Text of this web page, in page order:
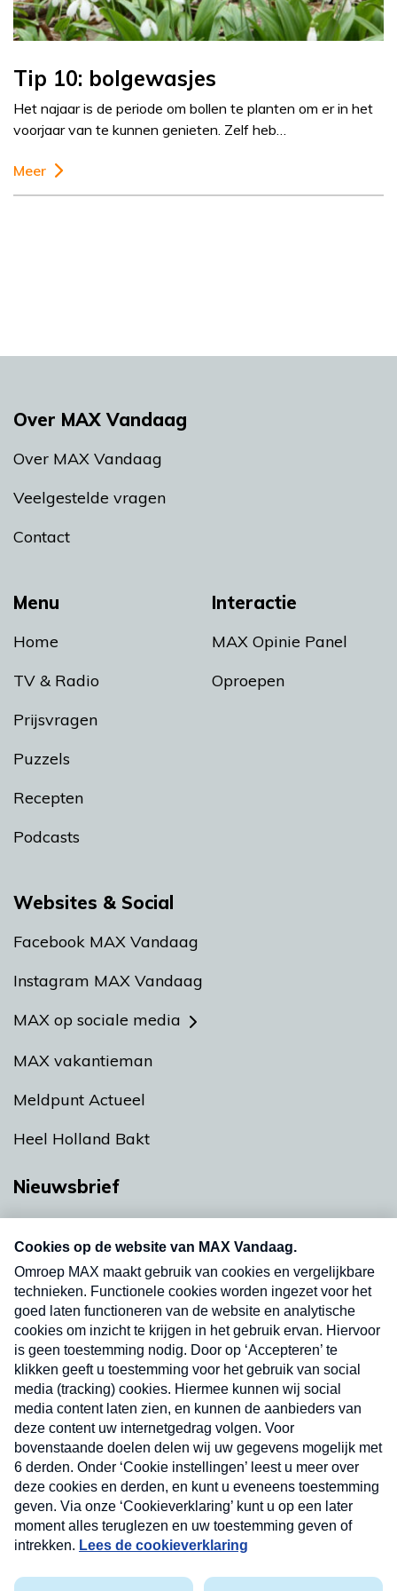
Tip 10: bolgewasjes
Het najaar is de periode om bollen te planten om er in het
voorjaar van te kunnen genieten. Zelf heb…
Meer
Menu
Home
TV & Radio
Prijsvragen
Puzzels
Recepten
Podcasts
Interactie
MAX Opinie Panel
Oproepen
Over MAX Vandaag
Over MAX Vandaag
Veelgestelde vragen
Contact
Websites & Social
Facebook MAX Vandaag
Instagram MAX Vandaag
MAX op sociale media
MAX vakantieman
Meldpunt Actueel
Heel Holland Bakt
Nieuwsbrief
Neem hier een gratis abonnement op onze
nieuwsbrief. Elke vrijdag- en dinsdagochtend in
uw mailbox.
Verzend
Privacyverklaring
Cookieverklaring
Nieuwsbrief
Neem hier een gratis abonnement op onze
nieuwsbrief. Elke vrijdag- en dinsdagochtend in uw